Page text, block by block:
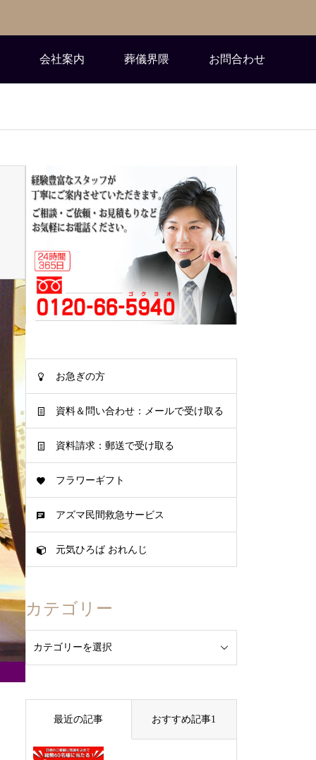
会社案内 葬儀界隈 お問合わせ
お急ぎの方
資料＆問い合わせ：メールで受け取る
資料請求：郵送で受け取る
フラワーギフト
アズマ民間救急サービス
元気ひろば おれんじ
カテゴリー
最近の記事 おすすめ記事1